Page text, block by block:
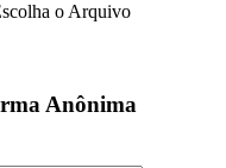
o Arquivo
Anônima